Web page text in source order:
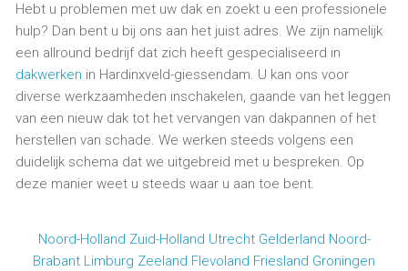
Hebt u problemen met uw dak en zoekt u een professionele
hulp? Dan bent u bij ons aan het juist adres. We zijn namelijk
een allround bedrijf dat zich heeft gespecialiseerd in
dakwerken in Hardinxveld-giessendam. U kan ons voor
diverse werkzaamheden inschakelen, gaande van het leggen
van een nieuw dak tot het vervangen van dakpannen of het
herstellen van schade. We werken steeds volgens een
duidelijk schema dat we uitgebreid met u bespreken. Op
deze manier weet u steeds waar u aan toe bent.
Noord-Holland Zuid-Holland Utrecht Gelderland Noord-
Brabant Limburg Zeeland Flevoland Friesland Groningen